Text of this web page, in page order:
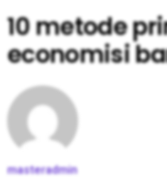
10 metode
economisi
masteradmin